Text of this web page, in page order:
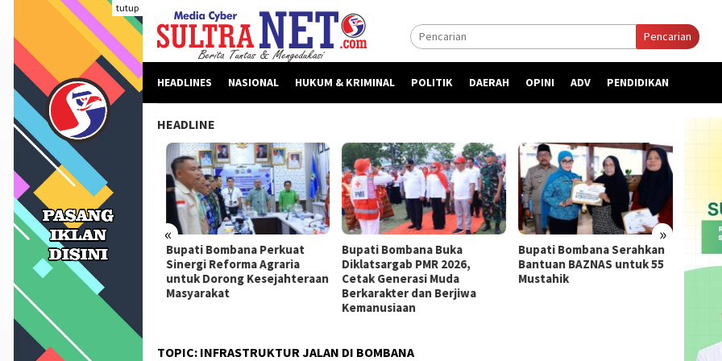
konten
tutup
Pencarian
HEADLINES NASIONAL HUKUM & KRIMINAL POLITIK DAERAH OPINI ADV PENDIDIKAN
HEADLINE
« »
Dinilai Fitnah,
Bombana Tempuh
Dewan Pers Sebelum
Hukum
Bupati Bombana Perkuat
Sinergi Reforma Agraria
untuk Dorong Kesejahteraan
Masyarakat
Bupati Bombana Buka
Diklatsargab PMR 2026,
Cetak Generasi Muda
Berkarakter dan Berjiwa
Kemanusiaan
Bupati Bombana Serahkan
Bantuan BAZNAS untuk 55
Mustahik
TOPIC: INFRASTRUKTUR JALAN DI BOMBANA